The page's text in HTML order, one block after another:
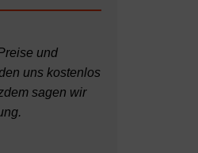
und
uns kostenlos
sagen wir